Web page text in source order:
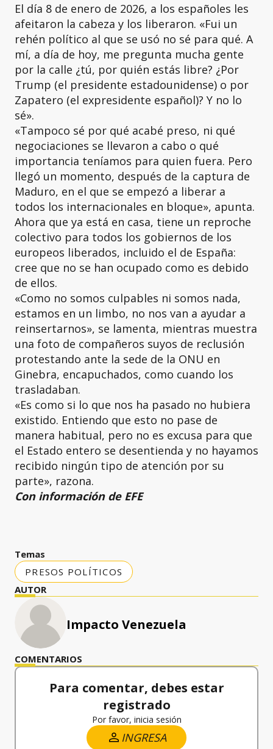
El día 8 de enero de 2026, a los españoles les
afeitaron la cabeza y los liberaron. «Fui un
rehén político al que se usó no sé para qué. A
mí, a día de hoy, me pregunta mucha gente
por la calle ¿tú, por quién estás libre? ¿Por
Trump (el presidente estadounidense) o por
Zapatero (el expresidente español)? Y no lo
sé».
«Tampoco sé por qué acabé preso, ni qué
negociaciones se llevaron a cabo o qué
importancia teníamos para quien fuera. Pero
llegó un momento, después de la captura de
Maduro, en el que se empezó a liberar a
todos los internacionales en bloque», apunta.
Ahora que ya está en casa, tiene un reproche
colectivo para todos los gobiernos de los
europeos liberados, incluido el de España:
cree que no se han ocupado como es debido
de ellos.
«Como no somos culpables ni somos nada,
estamos en un limbo, no nos van a ayudar a
reinsertarnos», se lamenta, mientras muestra
una foto de compañeros suyos de reclusión
protestando ante la sede de la ONU en
Ginebra, encapuchados, como cuando los
trasladaban.
«Es como si lo que nos ha pasado no hubiera
existido. Entiendo que esto no pase de
manera habitual, pero no es excusa para que
el Estado entero se desentienda y no hayamos
recibido ningún tipo de atención por su
parte», razona.
Con información de EFE
Temas
PRESOS POLÍTICOS
AUTOR
Impacto Venezuela
COMENTARIOS
Para comentar, debes estar
registrado
Por favor, inicia sesión
INGRESA